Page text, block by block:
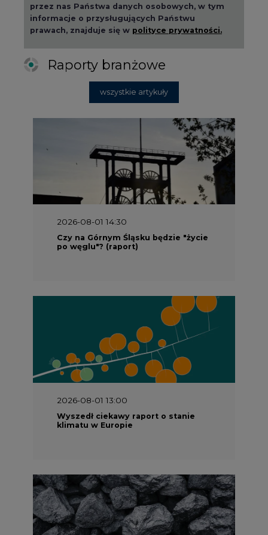
przez nas Państwa danych osobowych, w tym
informacje o przysługujących Państwu
prawach, znajduje się w polityce prywatności.
Raporty branżowe
wszystkie artykuły
2026-08-01 14:30
Czy na Górnym Śląsku będzie "życie
po węglu"? (raport)
2026-08-01 13:00
Wyszedł ciekawy raport o stanie
klimatu w Europie